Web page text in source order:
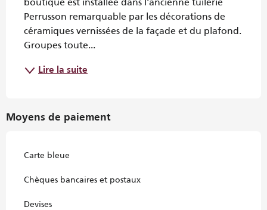
boutique est installée dans l'ancienne tuilerie
Perrusson remarquable par les décorations de
céramiques vernissées de la façade et du plafond.
Groupes toute...
Lire la suite
Moyens de paiement
Carte bleue
Chèques bancaires et postaux
Devises